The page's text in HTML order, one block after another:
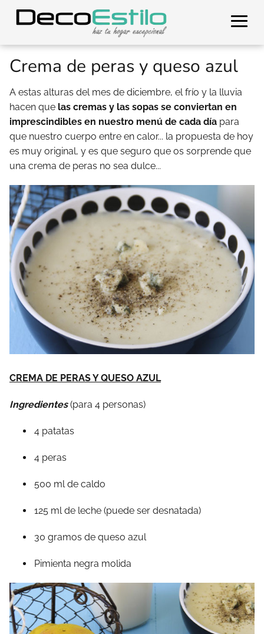
Crema de peras y queso azul
A estas alturas del mes de diciembre, el frío y la lluvia
hacen que las cremas y las sopas se conviertan en
imprescindibles en nuestro menú de cada día para
que nuestro cuerpo entre en calor... la propuesta de hoy
es muy original, y es que seguro que os sorprende que
una crema de peras no sea dulce...
CREMA DE PERAS Y QUESO AZUL
Ingredientes(para 4 personas)
4 patatas
4 peras
500 ml de caldo
125 ml de leche (puede ser desnatada)
30 gramos de queso azul
Pimienta negra molida